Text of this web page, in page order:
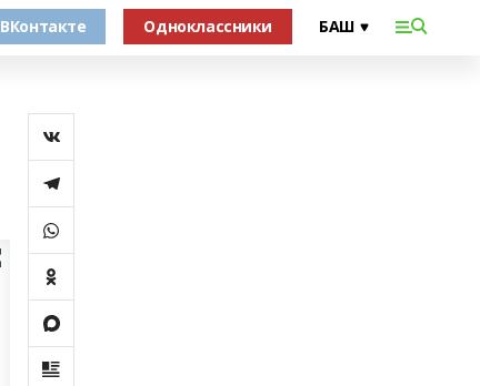
ВКонтакте Одноклассники